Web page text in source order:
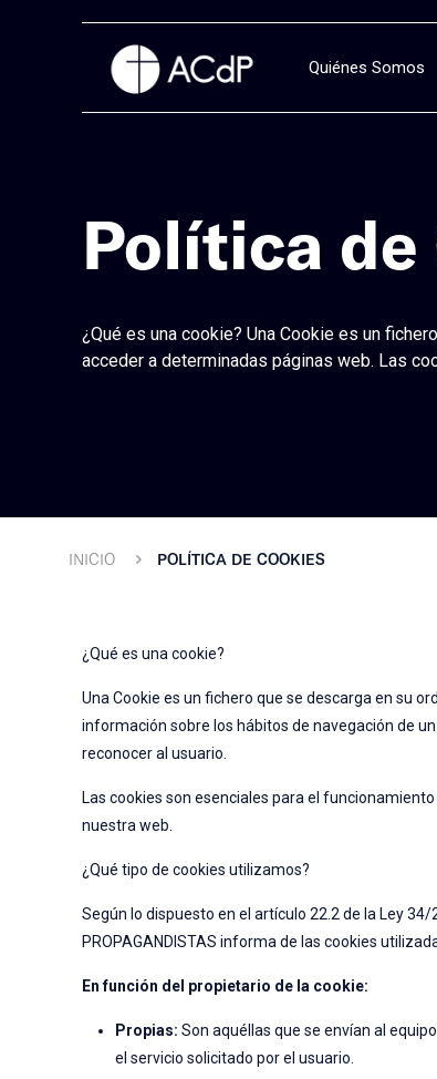
Quiénes Somos
Política de
¿Qué es una cookie? Una Cookie es un
acceder a determinadas páginas web. Las
INICIO POLÍTICA DE COOKIES
¿Qué es una cookie?
Una Cookie es un fichero que se descarga en su
información sobre los hábitos de navegación de
reconocer al usuario.
Las cookies son esenciales para el
nuestra web.
¿Qué tipo de cookies utilizamos?
Según lo dispuesto en el artículo 22.2 de la Ley 34/
PROPAGANDISTAS informa de las cookies
En función del propietario de la cookie:
Propias: Son aquéllas que se envían al
el servicio solicitado por el usuario.